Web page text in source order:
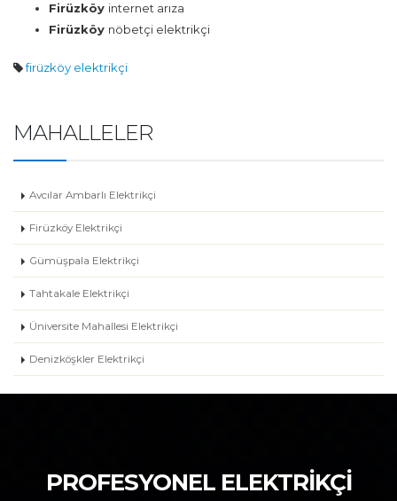
Firüzköy internet arıza
Firüzköy nöbetçi elektrikçi
firüzköy elektrikçi
MAHALLELER
Avcılar Ambarlı Elektrikçi
Firüzköy Elektrikçi
Gümüşpala Elektrikçi
Tahtakale Elektrikçi
Üniversite Mahallesi Elektrikçi
Denizköşkler Elektrikçi
PROFESYONEL ELEKTRİKÇİ